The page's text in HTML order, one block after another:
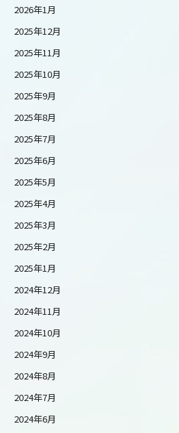
2026年1月
2025年12月
2025年11月
2025年10月
2025年9月
2025年8月
2025年7月
2025年6月
2025年5月
2025年4月
2025年3月
2025年2月
2025年1月
2024年12月
2024年11月
2024年10月
2024年9月
2024年8月
2024年7月
2024年6月